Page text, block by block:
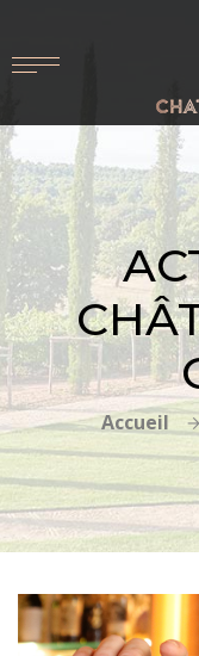
Accueil